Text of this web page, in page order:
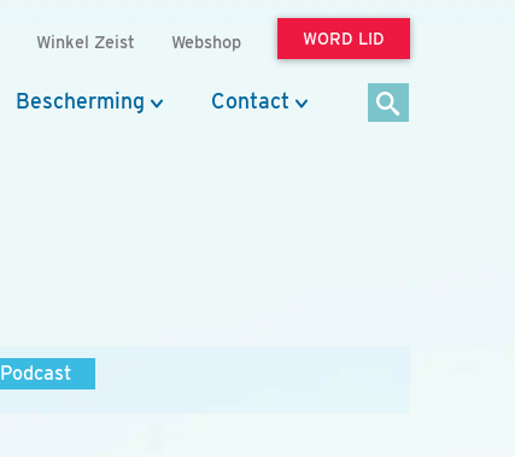
Winkel Zeist Webshop WORD LID
Bescherming Contact
Podcast